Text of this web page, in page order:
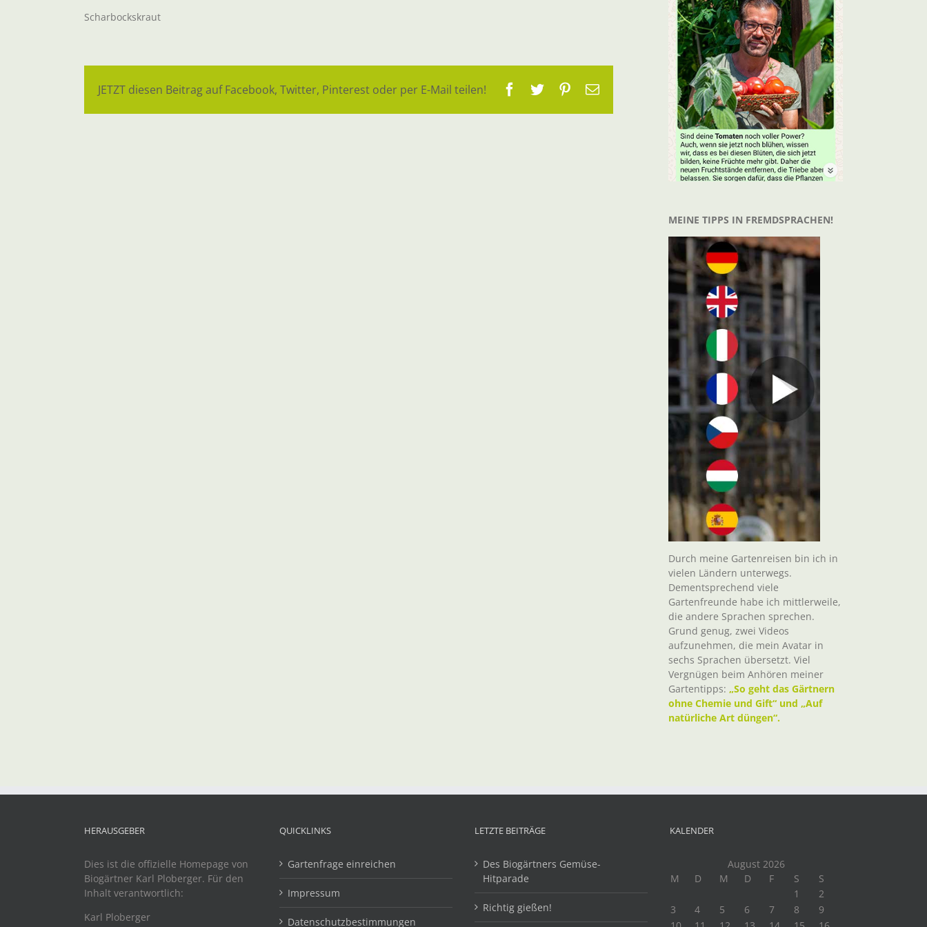
Scharbockskraut
JETZT diesen Beitrag auf Facebook, Twitter, Pinterest oder per E-Mail teilen! Facebook
TwitterPinterest
E-
MEINE TIPPS IN FREMDSPRACHEN!
Durch meine Gartenreisen bin ich in
vielen Ländern unterwegs.
Dementsprechend viele
Gartenfreunde habe ich mittlerweile,
die andere Sprachen sprechen.
Grund genug, zwei Videos
aufzunehmen, die mein Avatar in
sechs Sprachen übersetzt. Viel
Vergnügen beim Anhören meiner
Gartentipps: „So geht das Gärtnern
ohne Chemie und Gift“ und „Auf
natürliche Art düngen“.
HERAUSGEBER
Dies ist die offizielle Homepage von
Biogärtner Karl Ploberger. Für den
Inhalt verantwortlich:
Karl Ploberger
QUICKLINKS
Gartenfrage einreichen
Impressum
Datenschutzbestimmungen
LETZTE BEITRÄGE
Des Biogärtners Gemüse-
Hitparade
Richtig gießen!
KALENDER
August 2026
M
D M D F S
S
1
2
3
4 5 6 7 8
9